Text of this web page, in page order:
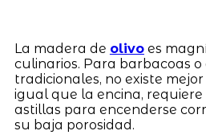
La madera de olivoes
culinarios. Para barbacoas o
tradicionales, no existe mejor
igual que la encina,
astillas para encenderse
su baja porosidad.